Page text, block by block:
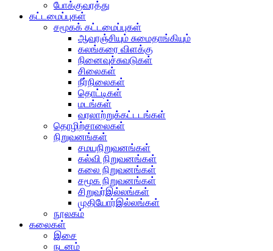
போக்குவரத்து
கட்டமைப்புகள்
சமூகக் கட்டமைப்புகள்
ஆவுரஞ்சியும் சுமைதாங்கியும்
கலங்கரை விளக்கு
நினைவுச்சுவடுகள்
சிலைகள்
நீர்நிலைகள்
தொட்டிகள்
மடங்கள்
வரலாற்றுக்கட்டடங்கள்
தொழிற்சாலைகள்
நிறுவனங்கள்
சமயநிறுவனங்கள்
கல்வி நிறுவனங்கள்
கலை நிறுவனங்கள்
சமூக நிறுவனங்கள்
சிறுவர்இல்லங்கள்
முதியோர்இல்லங்கள்
நூலகம்
கலைகள்
இசை
நடனம்